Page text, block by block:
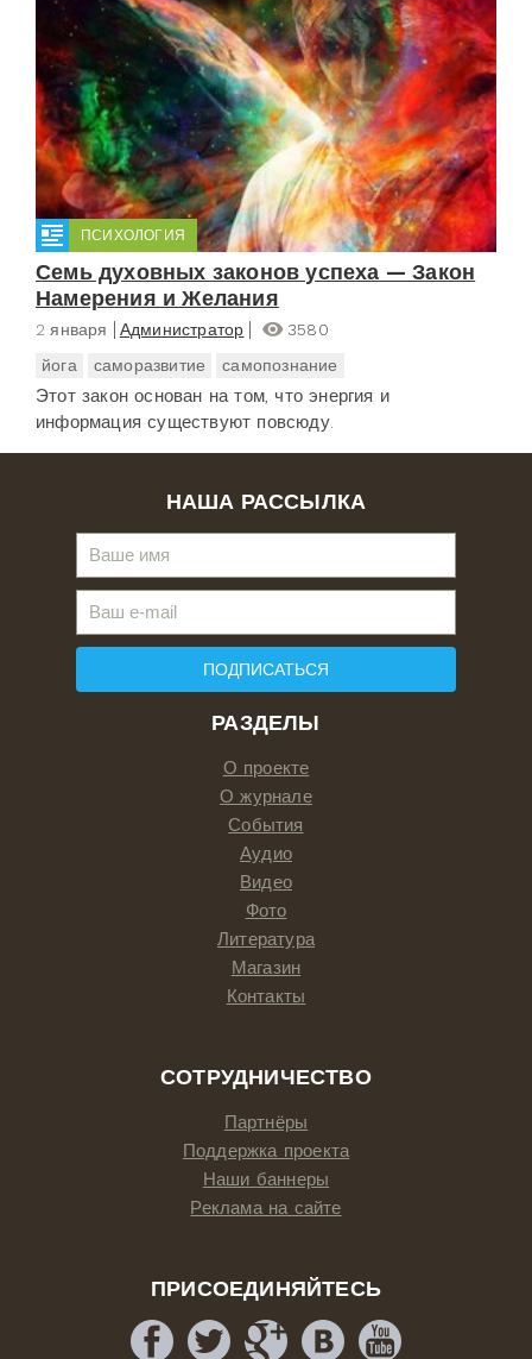
ПСИХОЛОГИЯ
Семь духовных законов успеха — Закон
Намерения и Желания
2 января Администратор
3580
йога
саморазвитие самопознание
Этот закон основан на том, что энергия и
информация существуют повсюду.
РАЗДЕЛЫ
О проекте
О журнале
События
Аудио
Видео
Фото
Литература
Магазин
Контакты
СОТРУДНИЧЕСТВО
Партнёры
Поддержка проекта
Наши баннеры
Реклама на сайте
ПРИСОЕДИНЯЙТЕСЬ
НАША РАССЫЛКА
ПОДПИСАТЬСЯ